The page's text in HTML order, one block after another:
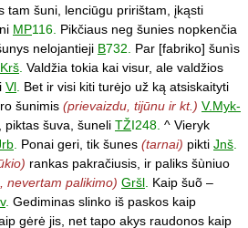
tam šuni, lenciūgu pririštam, įkąsti
MP116. Pikčiaus neg šunies nopkenčia
nelojantieji B732. Par [fabriko] šunìs
Krš. Valdžia tokia kai visur, ale valdžios
Vl. Bet ir visi kiti turėjo už ką atsiskaityti
šunimis (prievaizdu, tijūnu ir kt.) V.Myk-
piktas šuva, šuneli TŽI248. ^ Vieryk
. Ponai geri, tik šunes (tarnai) pikti Jnš.
rankas pakračiusis, ir paliks šùniuo
nevertam palikimo) Gršl. Kaip šuõ –
. Gediminas slinko iš paskos kaip
gėrė jis, net tapo akys raudonos kaip